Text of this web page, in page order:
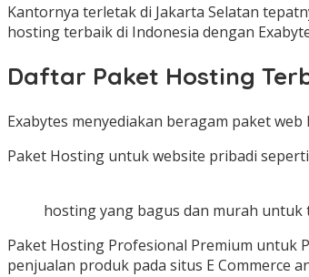
Kantornya terletak di Jakarta Selatan
hosting terbaik di Indonesia dengan
Daftar Paket Hosting
Exabytes menyediakan beragam paket
Paket Hosting untuk website pribadi
hosting yang bagus dan murah untuk
Paket Hosting Profesional Premium untuk
penjualan produk pada situs E Commerce